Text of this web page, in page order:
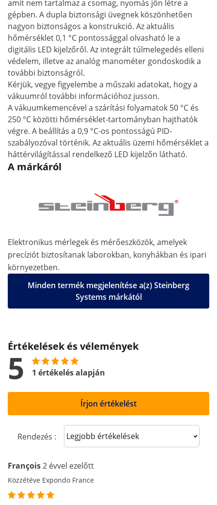
amit nem tartalmaz a csomag, nyomás jön létre a
gépben. A dupla biztonsági üvegnek köszönhetően
nagyon biztonságos a konstrukció. Az aktuális
hőmérséklet 0,1 °C pontossággal olvasható le a
digitális LED kijelzőről. Az integrált túlmelegedés elleni
védelem, illetve az analóg manométer gondoskodik a
további biztonságról.
Kérjük, vegye figyelembe a műszaki adatokat, hogy a
vákuumról további információhoz jusson.
A vákuumkemencével a szárítási folyamatok 50 °C és
250 °C közötti hőmérséklet-tartományban hajthatók
végre. A beállítás a 0,9 °C-os pontosságú PID-
szabályozóval történik. Az aktuális üzemi hőmérséklet a
háttérvilágítással rendelkező LED kijelzőn látható.
A márkáról
Elektronikus mérlegek és mérőeszközök, amelyek
precíziót biztosítanak laborokban, konyhákban és ipari
környezetben.
Minden termék megjelenítése a(z) Steinberg
Systems márkától
Értékelések és vélemények
5 1 értékelés alapján
Írjon értékelést
Rendezés : Sort reviews
François2 évvel ezelőtt
Közzétéve Expondo France